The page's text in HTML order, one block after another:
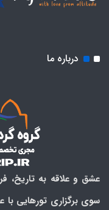
درباره ما
عشق و علاقه به تاریخ،
سوی برگزاری تورهایی با